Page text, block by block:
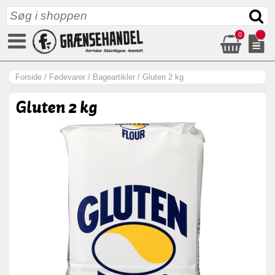
0
Forside / Fødevarer / Bageartikler / Gluten 2 kg
Gluten 2 kg